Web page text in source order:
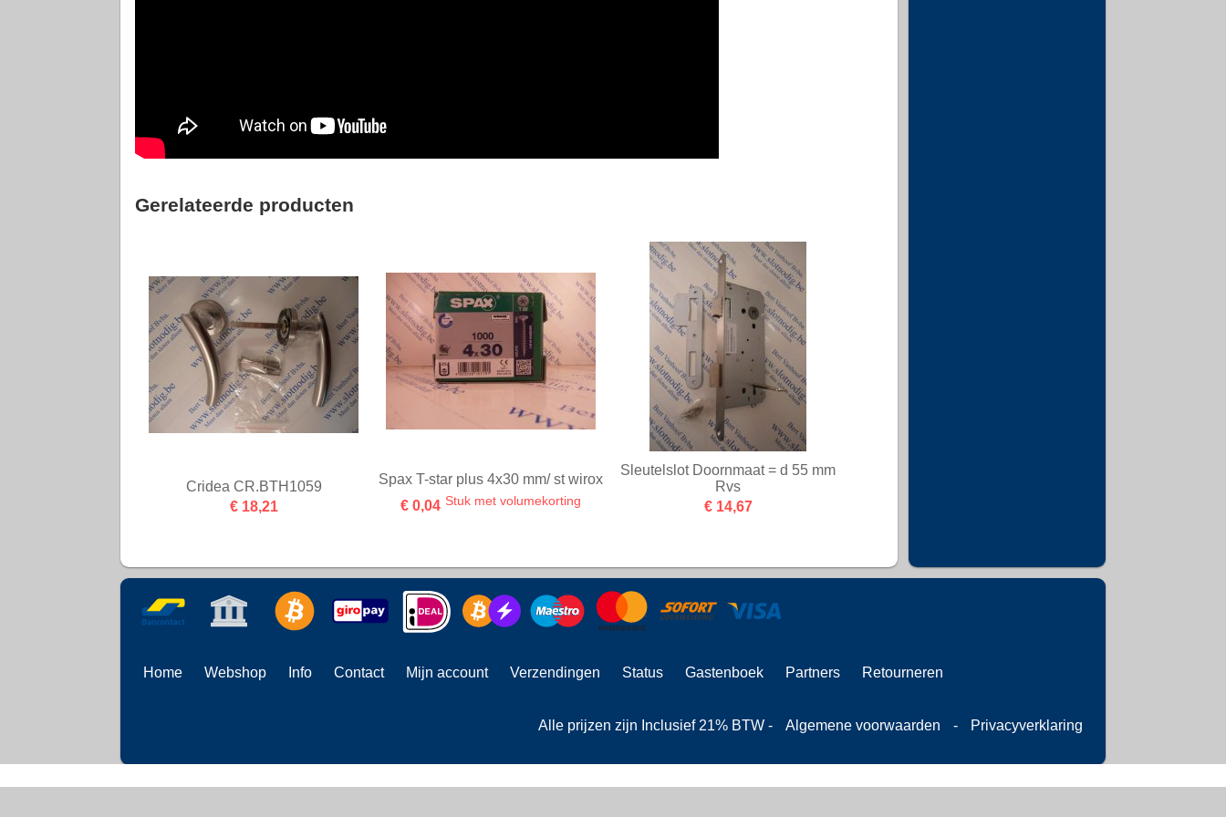
Gerelateerde producten
Cridea CR.BTH1059
€ 18,21
Spax T-star plus 4x30 mm/ st wirox
€ 0,04 Stuk met volumekorting
Sleutelslot Doornmaat = d 55 mm
Rvs
€ 14,67
Home Webshop Info Contact Mijn account Verzendingen Status Gastenboek Partners Retourneren
Alle prijzen zijn Inclusief 21% BTW - Algemene voorwaarden - Privacyverklaring